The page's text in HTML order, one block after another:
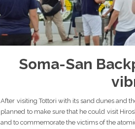
Soma-San
After visiting Tottori with its sand dunes and
planned to make sure that he could visit
and to commemorate the victims of the